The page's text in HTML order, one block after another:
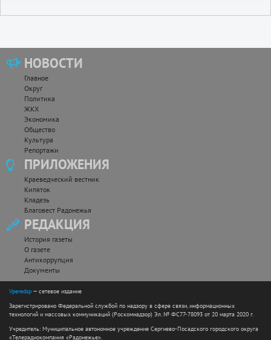
НОВОСТИ
Главное
Округ
Политика
ЖКХ
Экономика
Общество
Культура
Репортажи
ПРИЛОЖЕНИЯ
Краеведческий вестник
Кипяток
Кладезь
Благовест Радонежья
РЕДАКЦИЯ
История газеты
О газете
Антикоррупция
Документы
Vperedsp — сетевое издание
Зарегистрировано Федеральной службой по надзору в сфере связи, информационных
технологий и массовых коммуникаций (Роскомнадзор) Эл. № ФС77-78093 от 20 марта 2020 г.
Учредитель: Муниципальное автономное учреждение Сергиево-Посадского городского округа
«Телерадиокомпания «Радонежье».